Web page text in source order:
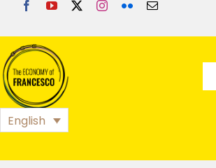
content
EoF
BLOG
English